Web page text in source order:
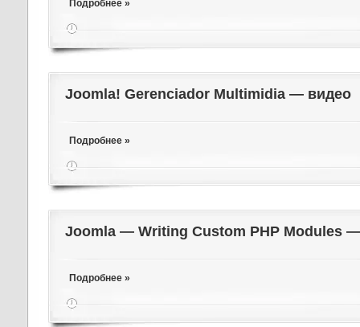
Подробнее »
Joomla! Gerenciador Multimidia — видео
Подробнее »
Joomla — Writing Custom PHP Modules
Подробнее »